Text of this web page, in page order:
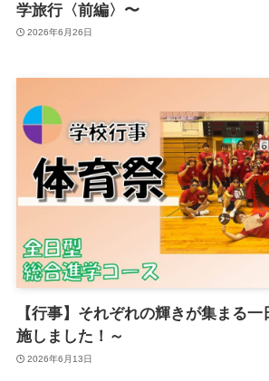
学旅行〈前編〉〜
2026年6月26日
【行事】それぞれの輝きが集まる
施しました！～
2026年6月13日